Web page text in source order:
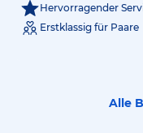
Hervorragender
Erstklassig für Paare
Alle